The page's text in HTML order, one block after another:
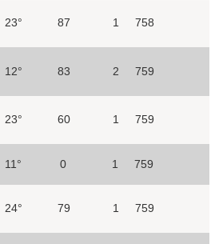
23° 87 1 758
12° 83 2 759
23° 60 1 759
11° 0 1 759
24° 79 1 759